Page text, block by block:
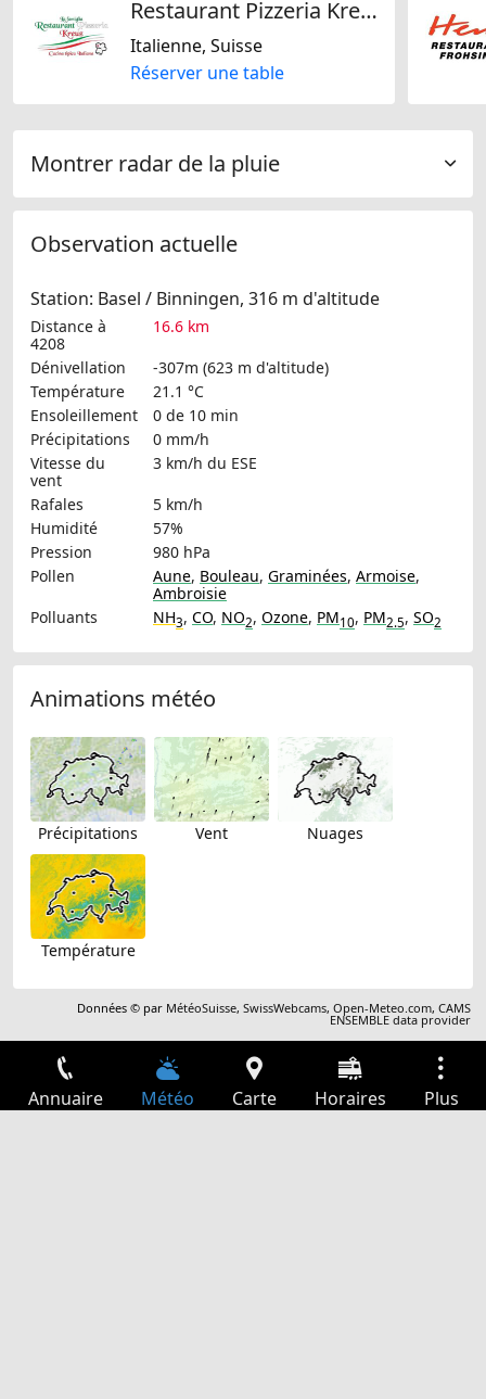
Restaurant Pizzeria Kreuz
Italienne, Suisse
Réserver une table
Montrer radar de la pluie
Observation actuelle
Station: Basel / Binningen, 316 m d'altitude
Distance à
4208
16.6 km
Dénivellation
-307m (623 m d'altitude)
Température
21.1 °C
Ensoleillement
0 de 10 min
Précipitations
0 mm/h
Vitesse du
vent
3 km/h du ESE
Rafales
5 km/h
Humidité
57%
Pression
980 hPa
Pollen
Aune, Bouleau, Graminées, Armoise,
Ambroisie
Polluants
NH3, CO, NO2, Ozone, PM10, PM2.5, SO2
Animations météo
Précipitations Vent Nuages
Température
Données © par MétéoSuisse,SwissWebcams,Open-Meteo.com,CAMS
ENSEMBLE data provider
Annuaire Météo Carte Horaires Plus